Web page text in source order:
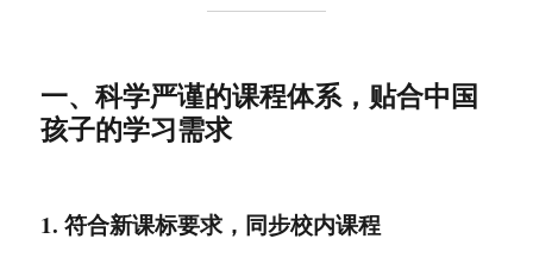
一、科学严谨的课程体系，贴合中国
孩子的学习需求
1. 符合新课标要求，同步校内课程